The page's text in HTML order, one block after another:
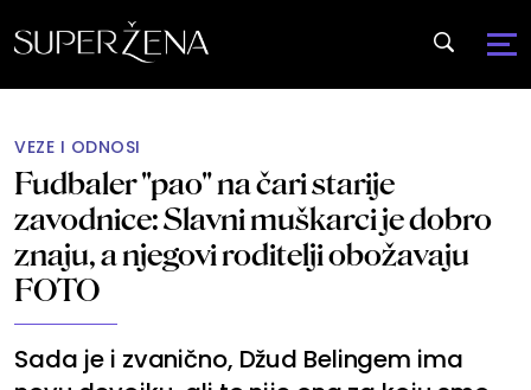
VEZE I ODNOSI
Fudbaler "pao" na čari starije
zavodnice: Slavni muškarci je dobro
znaju, a njegovi roditelji obožavaju
FOTO
Sada je i zvanično, Džud Belingem ima